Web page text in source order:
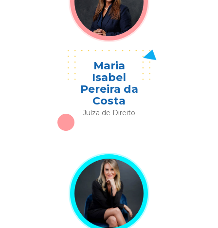
Maria
Isabel
Pereira da
Costa
Juíza de Direito